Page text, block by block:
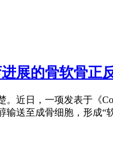
展的骨软骨正
近日，一项发表于《
送至成骨细胞，形成